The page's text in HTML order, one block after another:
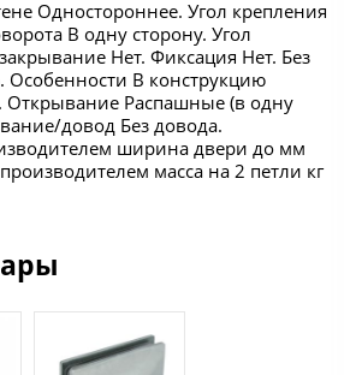
Одностороннее. Угол крепления
В одну сторону. Угол
Нет. Фиксация Нет. Без
Особенности В конструкцию
Открывание Распашные (в одну
довод Без довода.
ширина двери до мм
масса на 2 петли кг